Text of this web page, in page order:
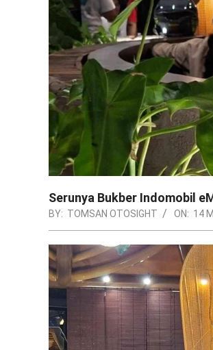
Serunya Bukber Indomobil
BY: TOMSAN OTOSIGHT ON: 14